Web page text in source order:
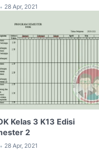
• 28 Apr, 2021
Kelas 3 K13 Edisi
2
• 28 Apr, 2021